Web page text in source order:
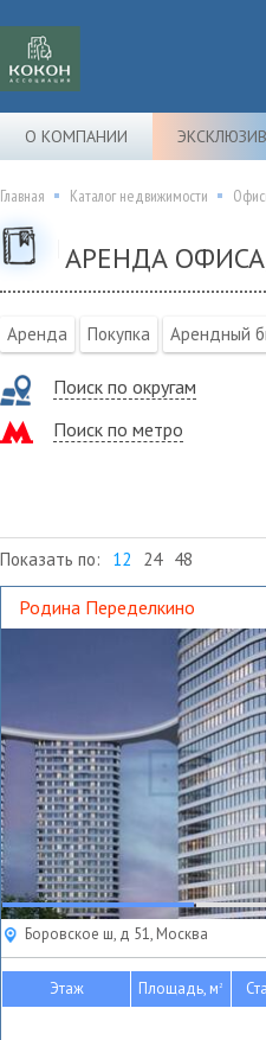
О КОМПАНИИ
Главная Каталог недвижимости
АРЕНДА
Аренда Покупка Арендный
Поиск по округам
Поиск по метро
Показать по: 12 24 48
Родина Переделкино
Боровское ш, д 51, Москва
Этаж Площадь, м2